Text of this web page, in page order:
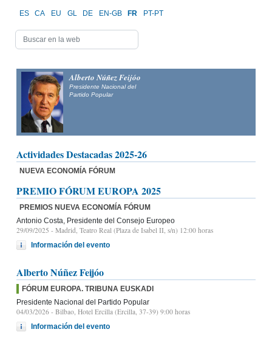
ES CA EU GL DE EN-GB FR PT-PT
Alberto Núñez Feijóo
Presidente Nacional del
Partido Popular
Actividades Destacadas 2025-26
NUEVA ECONOMÍA FÓRUM
PREMIO FÓRUM EUROPA 2025
PREMIOS NUEVA ECONOMÍA FÓRUM
Antonio Costa, Presidente del Consejo Europeo
29/09/2025 - Madrid, Teatro Real (Plaza de Isabel II, s/n) 12:00 horas
Información del evento
Alberto Núñez Feijóo
FÓRUM EUROPA. TRIBUNA EUSKADI
Presidente Nacional del Partido Popular
04/03/2026 - Bilbao, Hotel Ercilla (Ercilla, 37-39) 9:00 horas
Información del evento